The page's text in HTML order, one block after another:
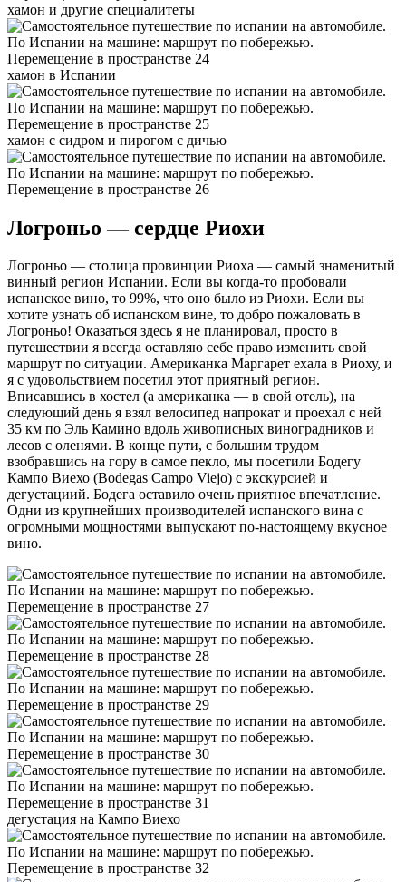
хамон и другие специалитеты
хамон в Испании
хамон с сидром и пирогом с дичью
Логроньо — сердце Риохи
Логроньо — столица провинции Риоха — самый знаменитый
винный регион Испании. Если вы когда-то пробовали
испанское вино, то 99%, что оно было из Риохи. Если вы
хотите узнать об испанском вине, то добро пожаловать в
Логроньо! Оказаться здесь я не планировал, просто в
путешествии я всегда оставляю себе право изменить свой
маршрут по ситуации. Американка Маргарет ехала в Риоху, и
я с удовольствием посетил этот приятный регион.
Вписавшись в хостел (а американка — в свой отель), на
следующий день я взял велосипед напрокат и проехал с ней
35 км по Эль Камино вдоль живописных виноградников и
лесов с оленями. В конце пути, с большим трудом
взобравшись на гору в самое пекло, мы посетили Бодегу
Кампо Виехо (Bodegas Campo Viejo) с экскурсией и
дегустациий. Бодега оставило очень приятное впечатление.
Одни из крупнейших производителей испанского вина с
огромными мощностями выпускают по-настоящему вкусное
вино.
дегустация на Кампо Виехо